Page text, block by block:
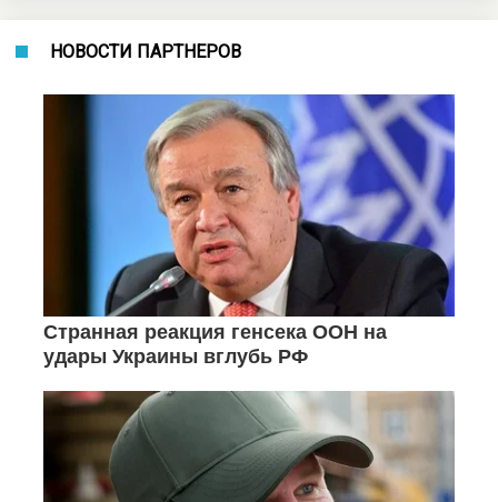
НОВОСТИ ПАРТНЕРОВ